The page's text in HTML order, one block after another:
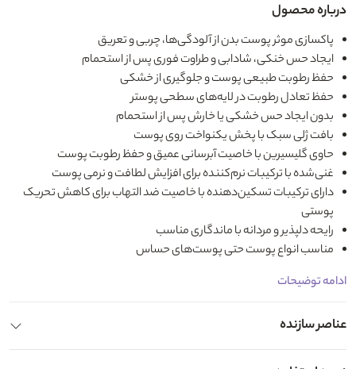
درباره محصول
پاکسازی موثر پوست بدن از آلودگی‌ها، چربی و تعریق
ایجاد حس خنکی، شادابی و طراوت فوری پس از استحمام
حفظ رطوبت طبیعی پوست و جلوگیری از خشکی
حفظ تعادل رطوبت در لایه‌های سطحی پوستر
بدون ایجاد حس خشکی یا خارش پس از استحمام
بافت ژلی سبک با پخش یکنواخت روی پوست
حاوی گلیسیرین با خاصیت آبرسانی عمیق و حفظ رطوبت پوست
غنی‌شده با ترکیبات نرم‌کننده برای افزایش لطافت و نرمی پوست
دارای ترکیبات تسکین‌دهنده با خاصیت ضد التهاب برای کاهش تحریک
پوستی
رایحه دلپذیر و مردانه با ماندگاری مناسب
مناسب انواع پوست حتی پوست‌های حساس
ادامه توضیحات
عناصر سازنده